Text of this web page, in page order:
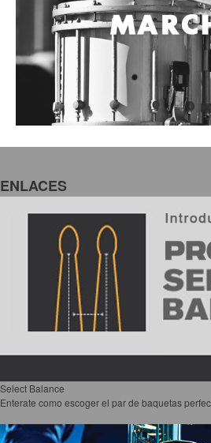
ENLACES
Select Balance
Enterate como escoger el par de baquetas